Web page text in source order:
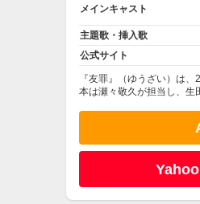
メインキャスト
主題歌・挿入歌
公式サイト
『友罪』（ゆうざい）は
本は瀬々敬久が担当し、生